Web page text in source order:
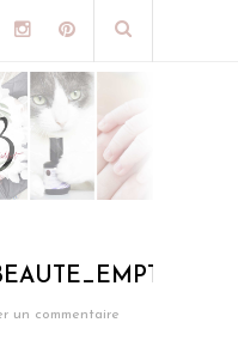
un commentaire